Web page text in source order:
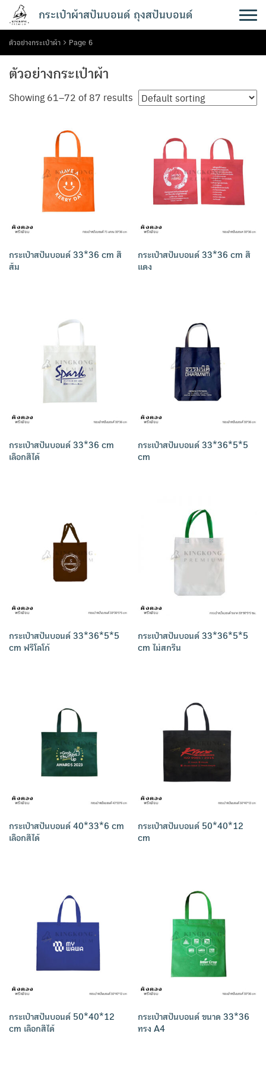
content
กระเป๋าผ้าสปันบอนด์ ถุงสปันบอนด์
ตัวอย่างกระเป๋าผ้า Page 6
ตัวอย่างกระเป๋าผ้า
Showing 61–72 of 87 results
กระเป๋าสปันบอนด์ 33*36 cm สี
ส้ม
กระเป๋าสปันบอนด์ 33*36 cm สี
แดง
กระเป๋าสปันบอนด์ 33*36 cm
เลือกสีได้
กระเป๋าสปันบอนด์ 33*36*5*5
cm
กระเป๋าสปันบอนด์ 33*36*5*5
cm ฟรีโลโก้
กระเป๋าสปันบอนด์ 33*36*5*5
cm ไม่สกรีน
กระเป๋าสปันบอนด์ 40*33*6 cm
เลือกสีได้
กระเป๋าสปันบอนด์ 50*40*12
cm
กระเป๋าสปันบอนด์ 50*40*12
cm เลือกสีได้
กระเป๋าสปันบอนด์ ขนาด 33*36
ทรง A4